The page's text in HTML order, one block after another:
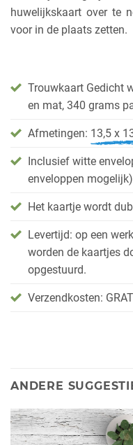
huwelijkskaart over te
voor in de plaats zetten.
Trouwkaart Gedicht
en mat, 340 grams
Afmetingen: 13,5 x
Inclusief witte
enveloppen
Het kaartje wordt
Levertijd: op een
worden de kaartjes
opgestuurd.
Verzendkosten:
ANDERE